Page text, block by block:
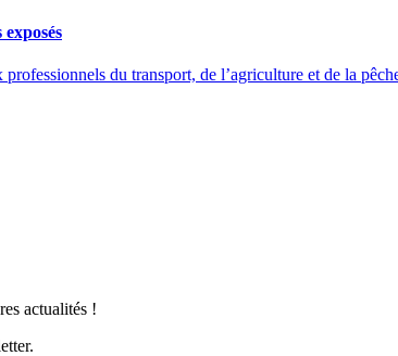
du transport, de l’agriculture et de la
actualités !